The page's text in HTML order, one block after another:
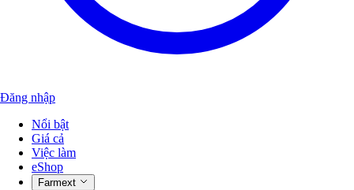
Đăng nhập
Nổi bật
Giá cả
Việc làm
eShop
Farmext